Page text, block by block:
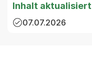
Inhalt aktualisiert
07.07.2026